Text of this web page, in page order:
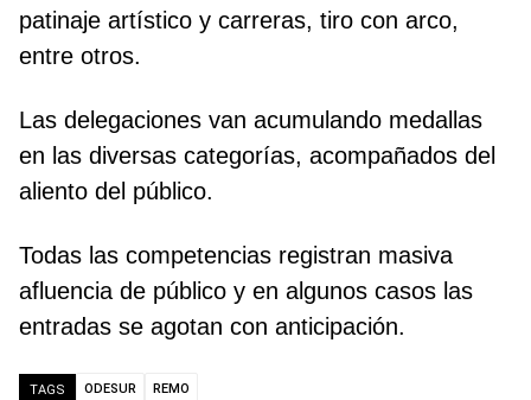
patinaje artístico y carreras, tiro con arco,
entre otros.
Las delegaciones van acumulando medallas
en las diversas categorías, acompañados del
aliento del público.
Todas las competencias registran masiva
afluencia de público y en algunos casos las
entradas se agotan con anticipación.
TAGS ODESUR REMO